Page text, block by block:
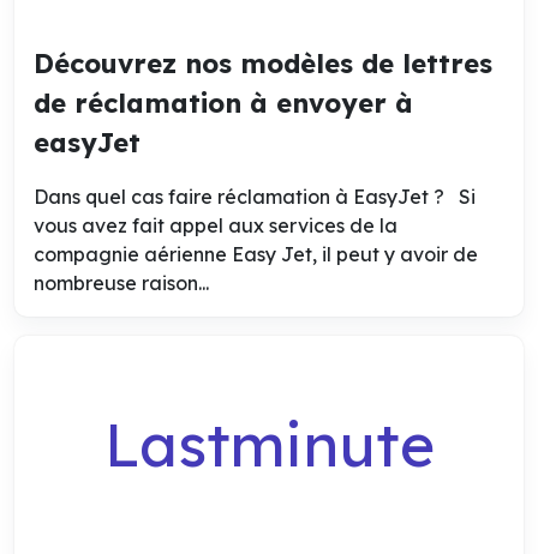
Découvrez nos modèles de lettres
de réclamation à envoyer à
easyJet
Dans quel cas faire réclamation à EasyJet ? Si
vous avez fait appel aux services de la
compagnie aérienne Easy Jet, il peut y avoir de
nombreuse raison...
Lastminute